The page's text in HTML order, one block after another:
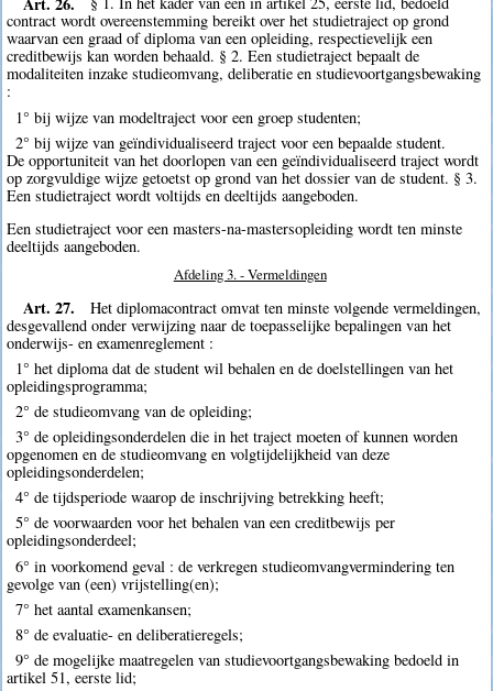
contract wordt overeenstemming bereikt over het studietraject op grond
waarvan een graad of diploma van een opleiding, respectievelijk een
creditbewijs kan worden behaald. § 2. Een studietraject bepaalt de
modaliteiten inzake studieomvang, deliberatie en studievoortgangsbewaking
:
1° bij wijze van modeltraject voor een groep studenten;
2° bij wijze van geïndividualiseerd traject voor een bepaalde student.
De opportuniteit van het doorlopen van een geïndividualiseerd traject wordt
op zorgvuldige wijze getoetst op grond van het dossier van de student. § 3.
Een studietraject wordt voltijds en deeltijds aangeboden.
Een studietraject voor een masters-na-mastersopleiding wordt ten minste
deeltijds aangeboden.
Afdeling 3. - Vermeldingen
Art. 27.
Het diplomacontract omvat ten minste volgende vermeldingen,
desgevallend onder verwijzing naar de toepasselijke bepalingen van het
onderwijs- en examenreglement :
1° het diploma dat de student wil behalen en de doelstellingen van het
opleidingsprogramma;
2° de studieomvang van de opleiding;
3° de opleidingsonderdelen die in het traject moeten of kunnen worden
opgenomen en de studieomvang en volgtijdelijkheid van deze
opleidingsonderdelen;
4° de tijdsperiode waarop de inschrijving betrekking heeft;
5° de voorwaarden voor het behalen van een creditbewijs per
opleidingsonderdeel;
6° in voorkomend geval : de verkregen studieomvangvermindering ten
gevolge van (een) vrijstelling(en);
7° het aantal examenkansen;
8° de evaluatie- en deliberatieregels;
9° de mogelijke maatregelen van studievoortgangsbewaking bedoeld in
artikel 51, eerste lid;